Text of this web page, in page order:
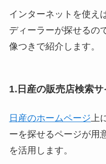
インターネットを使え
ディーラーが探せるの
像つきで紹介します。
1.日産の販売店検索
日産のホームページ上
ーを探せるページが用
を活用します。